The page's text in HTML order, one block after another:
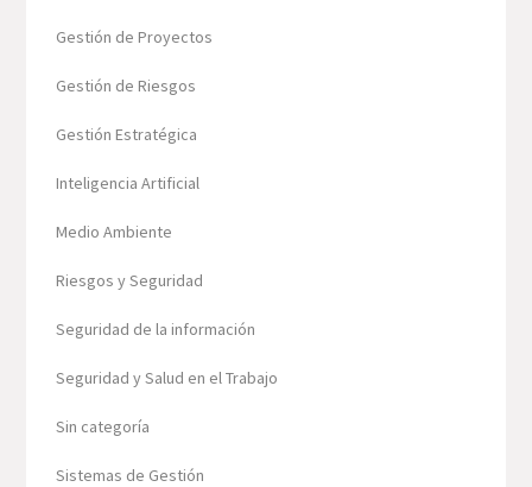
Gestión de Proyectos
Gestión de Riesgos
Gestión Estratégica
Inteligencia Artificial
Medio Ambiente
Riesgos y Seguridad
Seguridad de la información
Seguridad y Salud en el Trabajo
Sin categoría
Sistemas de Gestión